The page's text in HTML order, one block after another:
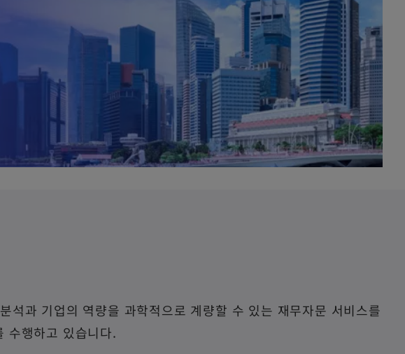
과 기업의 역량을 과학적으로 계량할 수 있는 재무자문 서비스를
수행하고 있습니다.